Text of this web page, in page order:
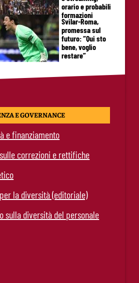
orario e probabili
formazioni
Svilar-Roma,
promessa sul
futuro: “Qui sto
bene, voglio
restare”
E GOVERNANCE
e finanziamento
correzioni e rettifiche
la diversità (editoriale)
sulla diversità del personale